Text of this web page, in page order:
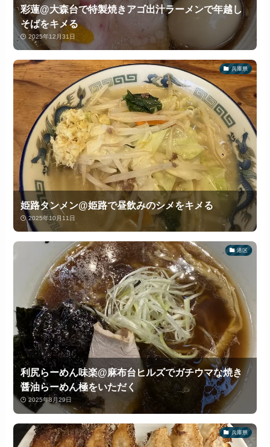
彩蓮@大森台で特製焼きアゴ出汁ラーメンで年越し
そばをキメる
2025年12月31日
兵庫県
姫路タンメン@姫路で昼飲みのシメをキメる
2025年10月11日
港区
利尻らーめん味楽@麻布台ヒルズでガチウマな焼き
醤油らーめん極をいただく
2025年8月29日
兵庫県